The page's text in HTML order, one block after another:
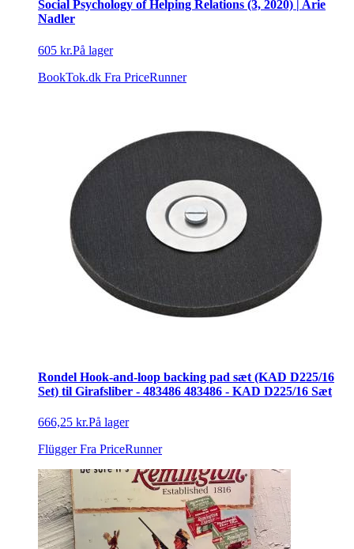
Social Psychology of Helping Relations (3, 2020) | Arie
Nadler
605 kr.På lager
BookTok.dk Fra PriceRunner
Rondel Hook-and-loop backing pad sæt (KAD D225/16
Set) til Girafsliber - 483486 483486 - KAD D225/16 Sæt
666,25 kr.På lager
Flügger Fra PriceRunner